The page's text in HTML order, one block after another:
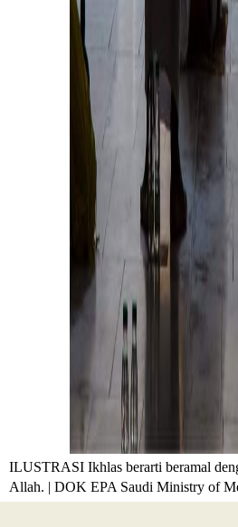
ILUSTRASI Ikhlas berarti beramal
Allah. | DOK EPA Saudi Ministry of